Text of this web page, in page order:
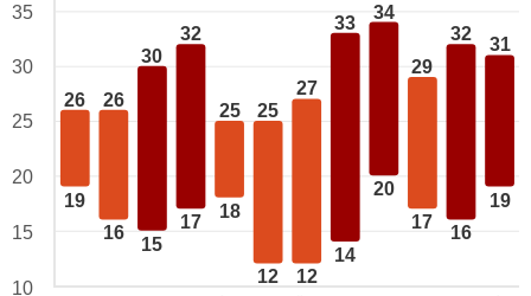
26
19
26
16
30
15
32
17
25
18
25
12
27
12
33
14
34
20
29
17
32
16
31
19
35
30
25
20
15
10